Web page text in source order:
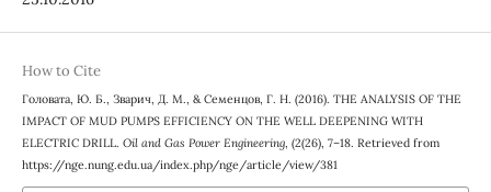
How to Cite
Головата, Ю. Б., Зварич, Д. М., & Семенцов, Г. Н. (2016). THE ANALYSIS OF THE
IMPACT OF MUD PUMPS EFFICIENCY ON THE WELL DEEPENING WITH
ELECTRIC DRILL. Oil and Gas Power Engineering, (2(26), 7–18. Retrieved from
https://nge.nung.edu.ua/index.php/nge/article/view/381